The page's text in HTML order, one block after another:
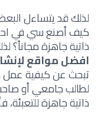
لذلك قد يتساءل
كيف أصنع سي في
ذاتية جاهزة
افضل مواقع
تبحث عن كيفية عمل
لطالب جامعي أو
ذاتية جاهزة